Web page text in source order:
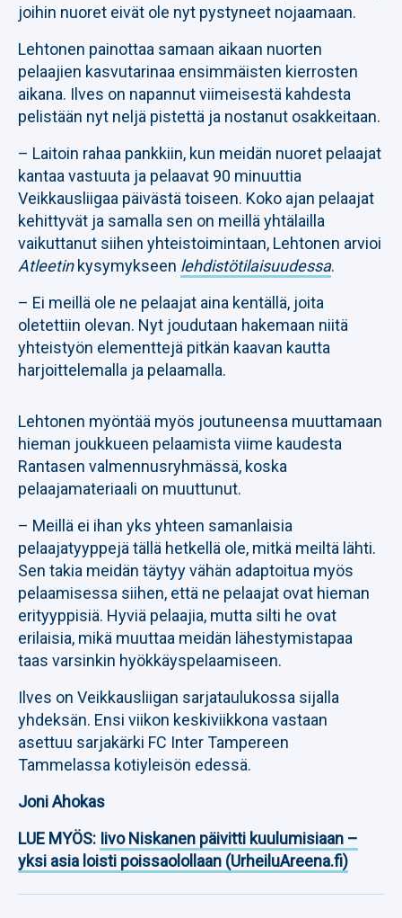
joihin nuoret eivät ole nyt pystyneet nojaamaan.
Lehtonen painottaa samaan aikaan nuorten
pelaajien kasvutarinaa ensimmäisten kierrosten
aikana. Ilves on napannut viimeisestä kahdesta
pelistään nyt neljä pistettä ja nostanut osakkeitaan.
– Laitoin rahaa pankkiin, kun meidän nuoret pelaajat
kantaa vastuuta ja pelaavat 90 minuuttia
Veikkausliigaa päivästä toiseen. Koko ajan pelaajat
kehittyvät ja samalla sen on meillä yhtälailla
vaikuttanut siihen yhteistoimintaan, Lehtonen arvioi
Atleetinkysymykseen lehdistötilaisuudessa.
– Ei meillä ole ne pelaajat aina kentällä, joita
oletettiin olevan. Nyt joudutaan hakemaan niitä
yhteistyön elementtejä pitkän kaavan kautta
harjoittelemalla ja pelaamalla.
Lehtonen myöntää myös joutuneensa muuttamaan
hieman joukkueen pelaamista viime kaudesta
Rantasen valmennusryhmässä, koska
pelaajamateriaali on muuttunut.
– Meillä ei ihan yks yhteen samanlaisia
pelaajatyyppejä tällä hetkellä ole, mitkä meiltä lähti.
Sen takia meidän täytyy vähän adaptoitua myös
pelaamisessa siihen, että ne pelaajat ovat hieman
erityyppisiä. Hyviä pelaajia, mutta silti he ovat
erilaisia, mikä muuttaa meidän lähestymistapaa
taas varsinkin hyökkäyspelaamiseen.
Ilves on Veikkausliigan sarjataulukossa sijalla
yhdeksän. Ensi viikon keskiviikkona vastaan
asettuu sarjakärki FC Inter Tampereen
Tammelassa kotiyleisön edessä.
Joni Ahokas
LUE MYÖS: Iivo Niskanen päivitti kuulumisiaan –
yksi asia loisti poissaolollaan (UrheiluAreena.fi)